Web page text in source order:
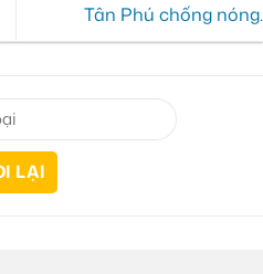
Tân Phú chống nóng.